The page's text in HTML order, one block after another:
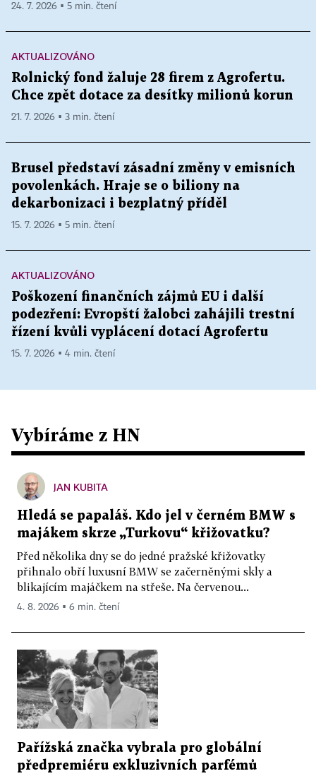
24. 7. 2026 ▪ 5 min. čtení
AKTUALIZOVÁNO
Rolnický fond žaluje 28 firem z Agrofertu.
Chce zpět dotace za desítky milionů korun
21. 7. 2026 ▪ 3 min. čtení
Brusel představí zásadní změny v emisních
povolenkách. Hraje se o biliony na
dekarbonizaci i bezplatný příděl
15. 7. 2026 ▪ 5 min. čtení
AKTUALIZOVÁNO
Poškození finančních zájmů EU i další
podezření: Evropští žalobci zahájili trestní
řízení kvůli vyplácení dotací Agrofertu
15. 7. 2026 ▪ 4 min. čtení
Vybíráme z HN
JAN KUBITA
Hledá se papaláš. Kdo jel v černém BMW s
majákem skrze „Turkovu“ křižovatku?
Před několika dny se do jedné pražské křižovatky
přihnalo obří luxusní BMW se začerněnými skly a
blikajícím majáčkem na střeše. Na červenou...
4. 8. 2026 ▪ 6 min. čtení
Pařížská značka vybrala pro globální
předpremiéru exkluzivních parfémů